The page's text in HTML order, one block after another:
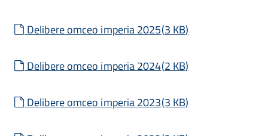
default
Delibere omceo imperia 2025(3 KB)
default
Delibere omceo imperia 2024(2 KB)
default
Delibere omceo imperia 2023(3 KB)